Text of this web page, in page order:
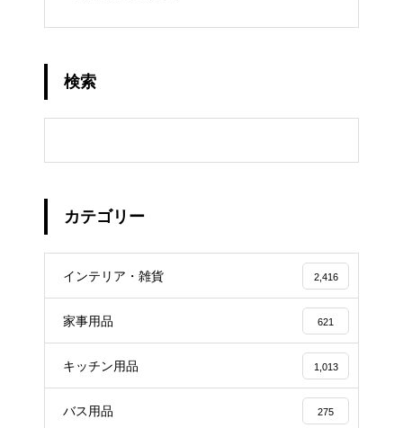
検索
カテゴリー
インテリア・雑貨 2,416
家事用品 621
キッチン用品 1,013
バス用品 275